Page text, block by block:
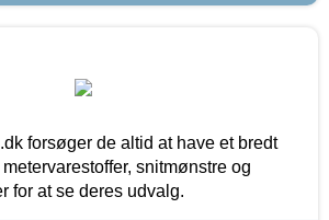
forsøger de altid at have et bredt
snitmønstre og
for at se deres udvalg.